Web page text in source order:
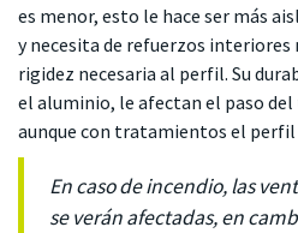
es menor, esto le hace ser más
y necesita de refuerzos
rigidez necesaria al perfil. Su
el aluminio, le afectan el paso
aunque con tratamientos el perfil
En caso de incendio, las
se verán afectadas, en